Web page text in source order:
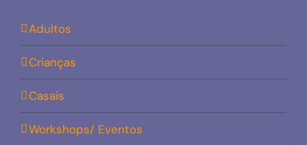
Adultos
Crianças
Casais
Workshops/ Eventos